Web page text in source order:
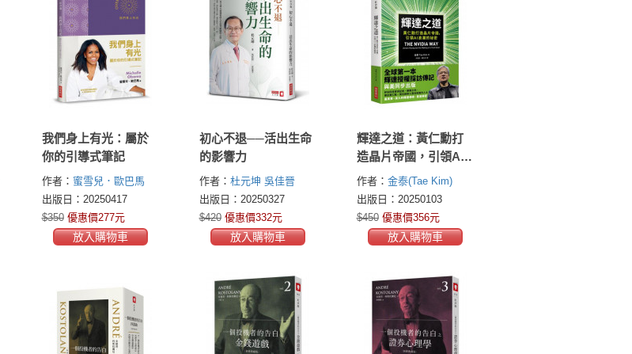
我們身上有光：屬於
你的引導式筆記
作者： 蜜雪兒．歐巴馬
(Michelle Obama)
出版日：20250417
$350 優惠價277元
放入購物車
初心不退──活出生命
的影響力
作者： 杜元坤 吳佳晉
出版日：20250327
$420 優惠價332元
放入購物車
輝達之道：黃仁勳打
造晶片帝國，引領AI
浪潮的祕密
作者： 金泰(Tae Kim)
出版日：20250103
$450 優惠價356元
放入購物車